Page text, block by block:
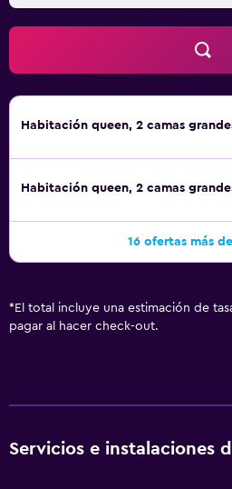
Habitación queen, 2 camas
Habitación queen, 2 camas
16 ofertas más
* El total incluye una estimación de
pagar al hacer check-out.
Servicios e instalaciones